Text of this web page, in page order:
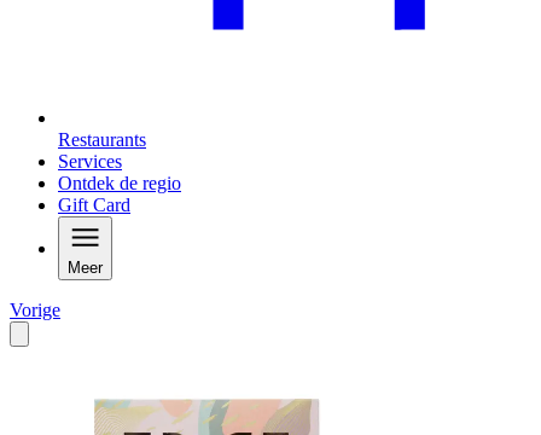
Restaurants
Services
Ontdek de regio
Gift Card
Meer
Vorige